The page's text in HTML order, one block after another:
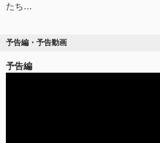
たち…
予告編・予告動画
予告編